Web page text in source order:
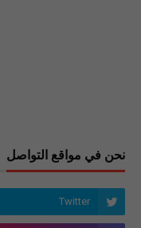
نحن في مواقع التواصل